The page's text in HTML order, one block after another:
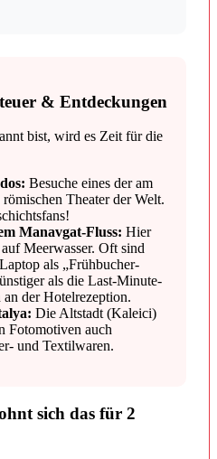
& Entdeckungen
bist, wird es Zeit für die
Besuche eines der am
römischen Theater der Welt.
Manavgat-Fluss: Hier
Meerwasser. Oft sind
als „Frühbucher-
als die Last-Minute-
an der Hotelrezeption.
Die Altstadt (Kaleici)
Fotomotiven auch
und Textilwaren.
sich das für 2